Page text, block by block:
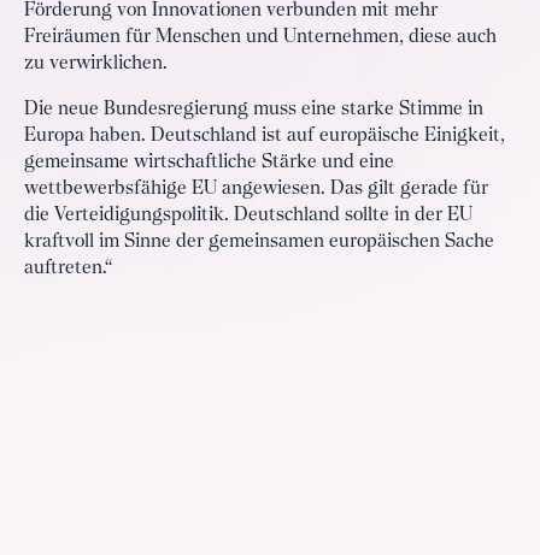
Förderung von Innovationen verbunden mit mehr
Freiräumen für Menschen und Unternehmen, diese auch
zu verwirklichen.
Die neue Bundesregierung muss eine starke Stimme in
Europa haben. Deutschland ist auf europäische Einigkeit,
gemeinsame wirtschaftliche Stärke und eine
wettbewerbsfähige EU angewiesen. Das gilt gerade für
die Verteidigungspolitik. Deutschland sollte in der EU
kraftvoll im Sinne der gemeinsamen europäischen Sache
auftreten.“